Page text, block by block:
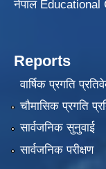
नेपाल Educational
Reports
वार्षिक प्रगति
चौमासिक प्रगति
सार्वजनिक सुनुवाई
सार्वजनिक परीक्षण